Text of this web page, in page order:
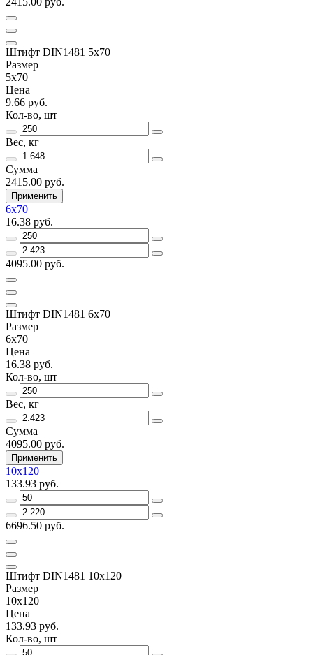
Штифт DIN1481 5х70
Размер
5х70
Цена
9.66 руб.
Кол-во, шт
Вес, кг
Сумма
2415.00 руб.
Применить
6х70
16.38 руб.
4095.00 руб.
Штифт DIN1481 6х70
Размер
6х70
Цена
16.38 руб.
Кол-во, шт
Вес, кг
Сумма
4095.00 руб.
Применить
10х120
133.93 руб.
6696.50 руб.
Штифт DIN1481 10х120
Размер
10х120
Цена
133.93 руб.
Кол-во, шт